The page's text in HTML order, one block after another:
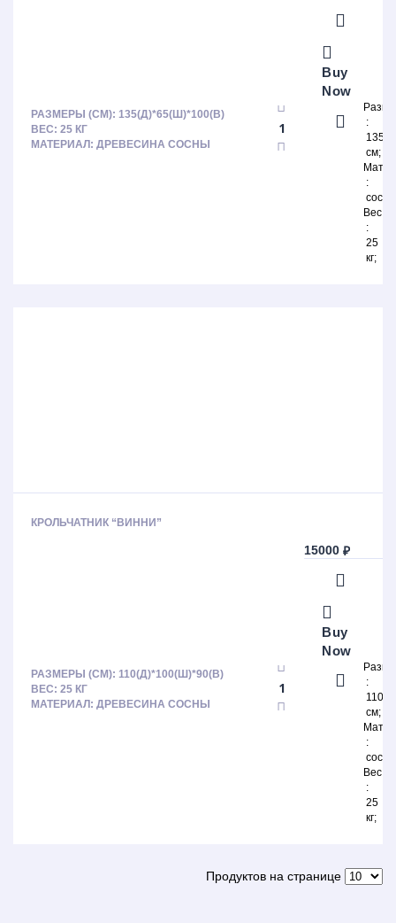
РАЗМЕРЫ (СМ): 135(Д)*65(Ш)*100(В)
ВЕС: 25 КГ
МАТЕРИАЛ: ДРЕВЕСИНА СОСНЫ
Buy
Now
см
сосна
Вес
25
кг
КРОЛЬЧАТНИК “ВИННИ”
РАЗМЕРЫ (СМ): 110(Д)*100(Ш)*90(В)
ВЕС: 25 КГ
МАТЕРИАЛ: ДРЕВЕСИНА СОСНЫ
15000₽
Buy
Now
см
сосна
Вес
25
кг
Продуктов на странице